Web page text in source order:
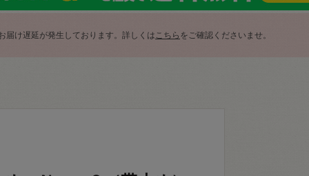
届け遅延が発生しております。詳しくはこちら をご確認くださいませ。